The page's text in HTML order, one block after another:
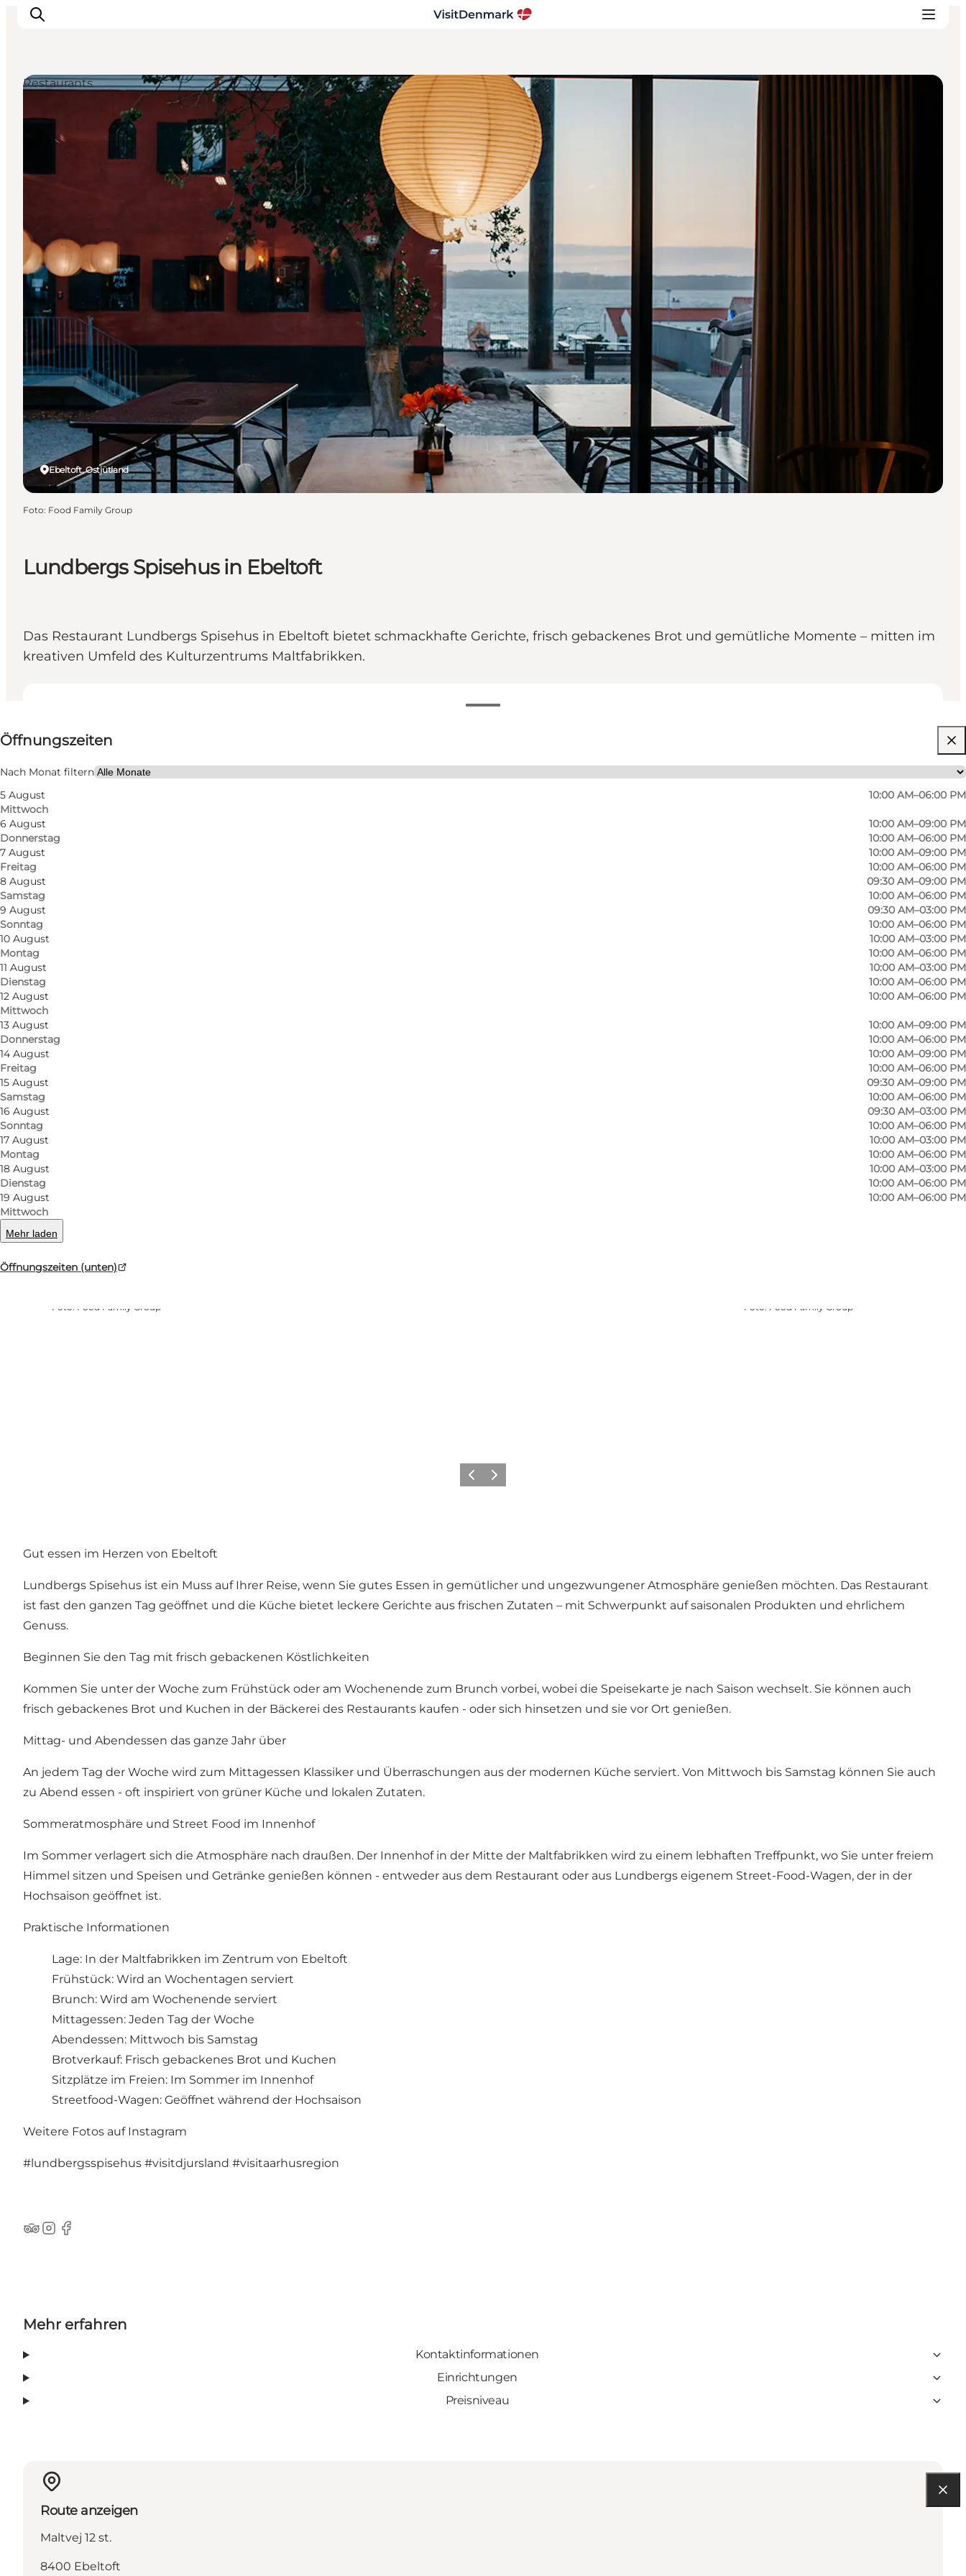
Inspiration
Regionen
Unterkünfte
Lundbergs Spisehus in Ebeltoft
Das Restaurant Lundbergs Spisehus in Ebeltoft bietet schmackhafte Gerichte, frisch gebackenes Brot und gemütliche Momente – mitten im
kreativen Umfeld des Kulturzentrums Maltfabrikken.
Öffnungszeiten
Nach Monat filtern
5 August
Mittwoch
10:00 AM–06:00 PM
6 August
Donnerstag
10:00 AM–09:00 PM
10:00 AM–06:00 PM
7 August
Freitag
10:00 AM–09:00 PM
10:00 AM–06:00 PM
8 August
Samstag
09:30 AM–09:00 PM
10:00 AM–06:00 PM
9 August
Sonntag
09:30 AM–03:00 PM
10:00 AM–06:00 PM
10 August
Montag
10:00 AM–03:00 PM
10:00 AM–06:00 PM
11 August
Dienstag
10:00 AM–03:00 PM
10:00 AM–06:00 PM
12 August
Mittwoch
10:00 AM–06:00 PM
13 August
Donnerstag
10:00 AM–09:00 PM
10:00 AM–06:00 PM
14 August
Freitag
10:00 AM–09:00 PM
10:00 AM–06:00 PM
15 August
Samstag
09:30 AM–09:00 PM
10:00 AM–06:00 PM
16 August
Sonntag
09:30 AM–03:00 PM
10:00 AM–06:00 PM
17 August
Montag
10:00 AM–03:00 PM
10:00 AM–06:00 PM
18 August
Dienstag
10:00 AM–03:00 PM
10:00 AM–06:00 PM
19 August
Mittwoch
10:00 AM–06:00 PM
Mehr laden
Öffnungszeiten (unten)
Website besuchen
Mein Partner
Ebeltoft, Ostjütland
Restaurants
Foto: Food Family Group
Foto: Food Family Group Foto: Food Family Group
ZurückWeiter
Gut essen im Herzen von Ebeltoft
Lundbergs Spisehus ist ein Muss auf Ihrer Reise, wenn Sie gutes Essen in gemütlicher und ungezwungener Atmosphäre genießen möchten. Das Restaurant
ist fast den ganzen Tag geöffnet und die Küche bietet leckere Gerichte aus frischen Zutaten – mit Schwerpunkt auf saisonalen Produkten und ehrlichem
Genuss.
Beginnen Sie den Tag mit frisch gebackenen Köstlichkeiten
Kommen Sie unter der Woche zum Frühstück oder am Wochenende zum Brunch vorbei, wobei die Speisekarte je nach Saison wechselt. Sie können auch
frisch gebackenes Brot und Kuchen in der Bäckerei des Restaurants kaufen - oder sich hinsetzen und sie vor Ort genießen.
Mittag- und Abendessen das ganze Jahr über
An jedem Tag der Woche wird zum Mittagessen Klassiker und Überraschungen aus der modernen Küche serviert. Von Mittwoch bis Samstag können Sie auch
zu Abend essen - oft inspiriert von grüner Küche und lokalen Zutaten.
Sommeratmosphäre und Street Food im Innenhof
Im Sommer verlagert sich die Atmosphäre nach draußen. Der Innenhof in der Mitte der Maltfabrikken wird zu einem lebhaften Treffpunkt, wo Sie unter freiem
Himmel sitzen und Speisen und Getränke genießen können - entweder aus dem Restaurant oder aus Lundbergs eigenem Street-Food-Wagen, der in der
Hochsaison geöffnet ist.
Praktische Informationen
Lage: In der Maltfabrikken im Zentrum von Ebeltoft
Frühstück: Wird an Wochentagen serviert
Brunch: Wird am Wochenende serviert
Mittagessen: Jeden Tag der Woche
Abendessen: Mittwoch bis Samstag
Brotverkauf: Frisch gebackenes Brot und Kuchen
Sitzplätze im Freien: Im Sommer im Innenhof
Streetfood-Wagen: Geöffnet während der Hochsaison
Weitere Fotos auf Instagram
#lundbergsspisehus #visitdjursland #visitaarhusregion
TripAdvisor
Instagram
Facebook
Mehr erfahren
Kontaktinformationen
Einrichtungen
Preisniveau
Route anzeigen
Maltvej 12 st.
8400 Ebeltoft